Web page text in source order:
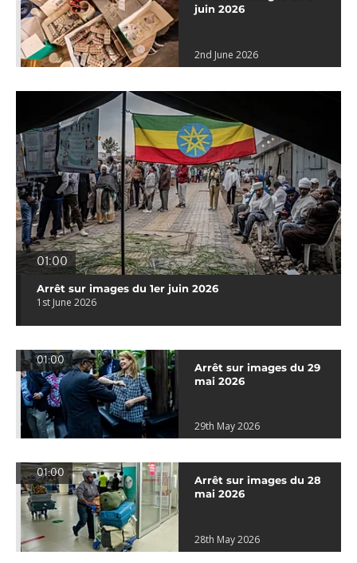
juin 2026
2nd June 2026
01:00
Arrêt sur images du 1er juin 2026
1st June 2026
01:00
Arrêt sur images du 29
mai 2026
29th May 2026
01:00
Arrêt sur images du 28
mai 2026
28th May 2026